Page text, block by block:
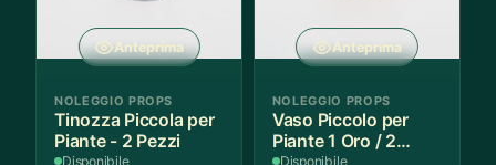
Anteprima
NOLEGGIO PROPS
Tinozza Piccola per
Piante - 2 Pezzi
Disponibile
Anteprima
NOLEGGIO PROPS
Vaso Piccolo per
Piante 1 Oro / 2
Disponibile